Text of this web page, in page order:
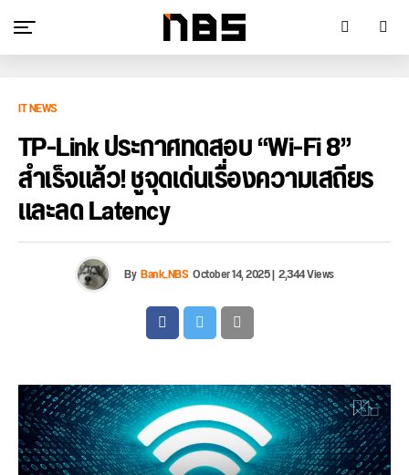
IT NEWS
TP-Link ประกาศทดสอบ “Wi-Fi 8”
สำเร็จแล้ว! ชูจุดเด่นเรื่องความเสถียร
และลด Latency
ByBank_NBSOctober 14, 2025|2,344 Views